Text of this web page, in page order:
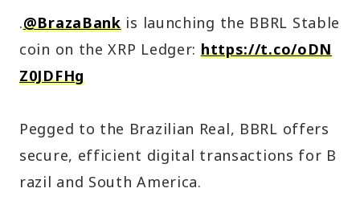
.@BrazaBankis launching the BBRL Stable
coin on the XRP Ledger: https://t.co/oDN
Z0JDFHg
Pegged to the Brazilian Real, BBRL offers
secure, efficient digital transactions for B
razil and South America.